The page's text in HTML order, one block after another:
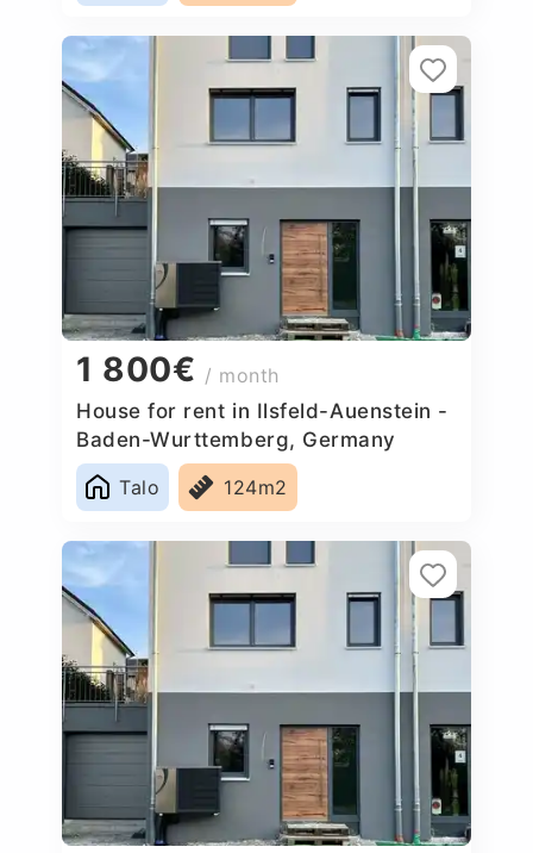
1 800€ / month
House for rent in Ilsfeld-Auenstein -
Baden-Wurttemberg, Germany
Talo
124m2